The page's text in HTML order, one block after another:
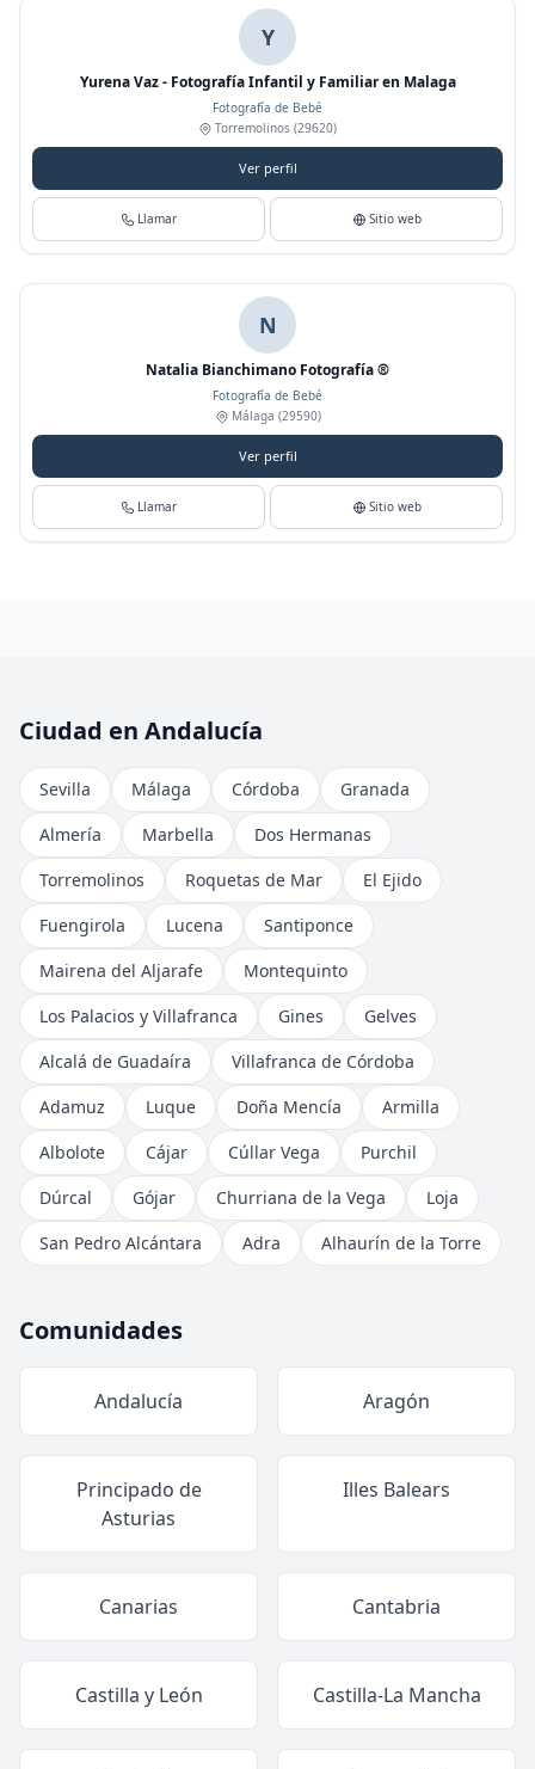
Y
Yurena Vaz - Fotografía Infantil y Familiar en Malaga
Fotografía de Bebé
Torremolinos (29620)
Ver perfil
Llamar Sitio web
N
Natalia Bianchimano Fotografía ®
Fotografía de Bebé
Málaga (29590)
Ver perfil
Llamar Sitio web
Ciudad en Andalucía
Sevilla Málaga Córdoba
Granada
Almería
Marbella
Dos Hermanas
Torremolinos
Roquetas de Mar
El Ejido
Fuengirola
Lucena
Santiponce
Mairena del Aljarafe
Montequinto
Los Palacios y Villafranca
Gines
Gelves
Alcalá de Guadaíra
Villafranca de Córdoba
Adamuz
Luque Doña Mencía
Armilla
Albolote
Cájar Cúllar Vega
Purchil
Dúrcal
Gójar Churriana de la Vega
Loja
San Pedro Alcántara
Adra Alhaurín de la Torre
Comunidades
Andalucía Aragón
Principado de
Asturias
Illes Balears
Canarias Cantabria
Castilla y León Castilla-La Mancha